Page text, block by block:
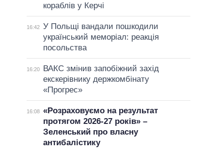
кораблів у Керчі
16:42 У Польщі вандали пошкодили
український меморіал: реакція
посольства
16:20
ВАКС змінив запобіжний захід
екскерівнику держкомбінату
«Прогрес»
16:08 «Розраховуємо на результат
протягом 2026-27 років» –
Зеленський про власну
антибалістику